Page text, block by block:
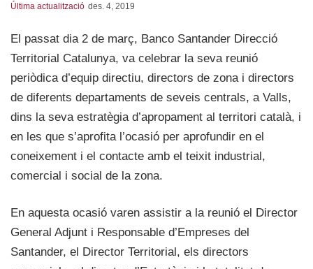
Última actualització des. 4, 2019
El passat dia 2 de març, Banco Santander Direcció
Territorial Catalunya, va celebrar la seva reunió
periòdica d’equip directiu, directors de zona i directors
de diferents departaments de seveis centrals, a Valls,
dins la seva estratègia d’apropament al territori català, i
en les que s’aprofita l’ocasió per aprofundir en el
coneixement i el contacte amb el teixit industrial,
comercial i social de la zona.
En aquesta ocasió varen assistir a la reunió el Director
General Adjunt i Responsable d’Empreses del
Santander, el Director Territorial, els directors